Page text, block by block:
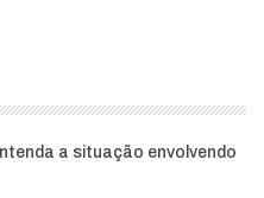
a situação envolvendo